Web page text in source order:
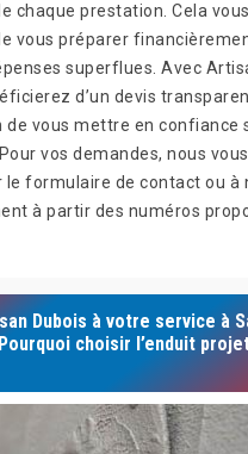
chaque prestation. Cela vous
vous préparer
superflues. Avec
d’un devis
de vous mettre en confiance
vos demandes, nous vous
formulaire de contact ou à
à partir des numéros
Dubois à votre service à
choisir l’enduit